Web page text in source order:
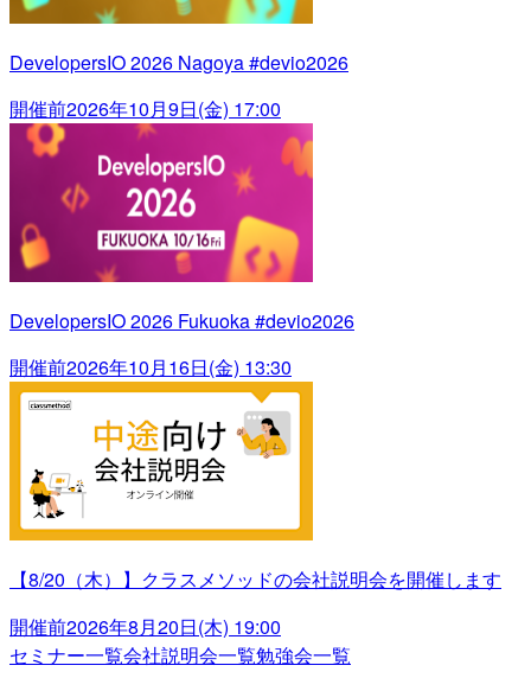
DevelopersIO 2026 Nagoya #devio2026
開催前2026年10月9日(金) 17:00
DevelopersIO 2026 Fukuoka #devio2026
開催前2026年10月16日(金) 13:30
【8/20（木）】クラスメソッドの会社説明会を開催します
開催前2026年8月20日(木) 19:00
セミナー一覧会社説明会一覧勉強会一覧